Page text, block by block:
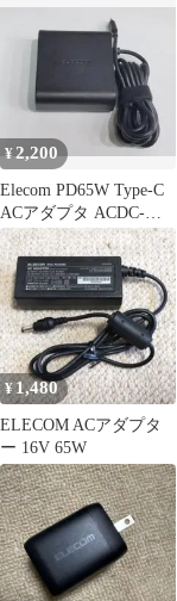
¥2,200
Elecom PD65W Type-C
ACアダプタ ACDC-
PD0465BK
¥1,480
ELECOM ACアダプタ
ー 16V 65W